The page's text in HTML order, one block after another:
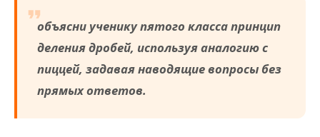
объясни ученику пятого класса принцип
деления дробей, используя аналогию с
пиццей, задавая наводящие вопросы без
прямых ответов.